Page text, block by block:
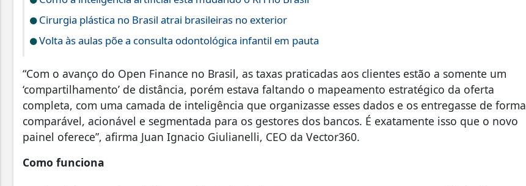
Cirurgia plástica no Brasil atrai brasileiras no exterior
Volta às aulas põe a consulta odontológica infantil em pauta
“Com o avanço do Open Finance no Brasil, as taxas praticadas aos clientes estão a somente um
‘compartilhamento’ de distância, porém estava faltando o mapeamento estratégico da oferta
completa, com uma camada de inteligência que organizasse esses dados e os entregasse de forma
comparável, acionável e segmentada para os gestores dos bancos. É exatamente isso que o novo
painel oferece”, afirma Juan Ignacio Giulianelli, CEO da Vector360.
Como funciona